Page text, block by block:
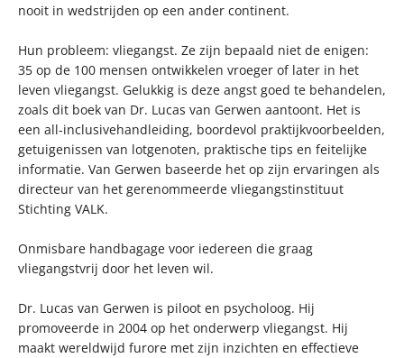
nooit in wedstrijden op een ander continent.
Hun probleem: vliegangst. Ze zijn bepaald niet de enigen:
35 op de 100 mensen ontwikkelen vroeger of later in het
leven vliegangst. Gelukkig is deze angst goed te behandelen,
zoals dit boek van Dr. Lucas van Gerwen aantoont. Het is
een all-inclusivehandleiding, boordevol praktijkvoorbeelden,
getuigenissen van lotgenoten, praktische tips en feitelijke
informatie. Van Gerwen baseerde het op zijn ervaringen als
directeur van het gerenommeerde vliegangstinstituut
Stichting VALK.
Onmisbare handbagage voor iedereen die graag
vliegangstvrij door het leven wil.
Dr. Lucas van Gerwen is piloot en psycholoog. Hij
promoveerde in 2004 op het onderwerp vliegangst. Hij
maakt wereldwijd furore met zijn inzichten en effectieve